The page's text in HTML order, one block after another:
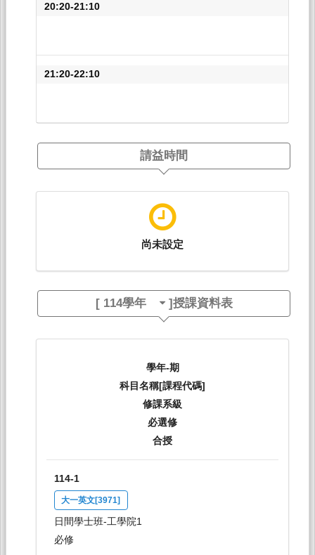
20:20-21:10
21:20-22:10
請益時間
尚未設定
[ 114學年 ]授課資料表
學年-期
科目名稱[課程代碼]
修課系級
必選修
合授
114-1
大一英文[3971]
日間學士班-工學院1
必修